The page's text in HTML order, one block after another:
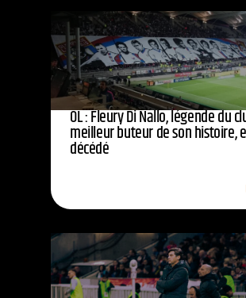
OL : Fleury Di Nallo, légende du
meilleur buteur de son histoire,
décédé